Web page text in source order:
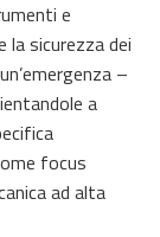
e
sicurezza dei
–
a
focus
ad alta